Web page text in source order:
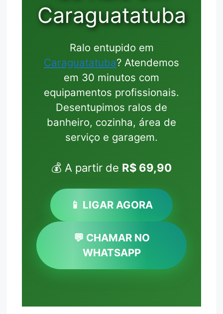
Caraguatatuba
Ralo entupido em
Caraguatatuba? Atendemos
em 30 minutos com
equipamentos profissionais.
Desentupimos ralos de
banheiro, cozinha, área de
serviço e garagem.
💰 A partir de R$ 69,90
📱 LIGAR AGORA
💬 CHAMAR NO
WHATSAPP